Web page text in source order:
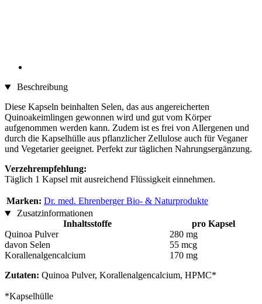
Beschreibung
Diese Kapseln beinhalten Selen, das aus angereicherten
Quinoakeimlingen gewonnen wird und gut vom Körper
aufgenommen werden kann. Zudem ist es frei von Allergenen und
durch die Kapselhülle aus pflanzlicher Zellulose auch für Veganer
und Vegetarier geeignet. Perfekt zur täglichen Nahrungsergänzung.
Verzehrempfehlung:
Täglich 1 Kapsel mit ausreichend Flüssigkeit einnehmen.
Marken: Dr. med. Ehrenberger Bio- & Naturprodukte
Zusatzinformationen
Inhaltsstoffe
pro Kapsel
Quinoa Pulver
280 mg
davon Selen
55 mcg
Korallenalgencalcium
170 mg
Zutaten: Quinoa Pulver, Korallenalgencalcium, HPMC*
*Kapselhülle